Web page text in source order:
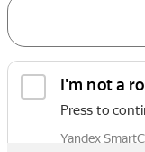
Воскресенск
Воткинск
Выборг
Я согласен на